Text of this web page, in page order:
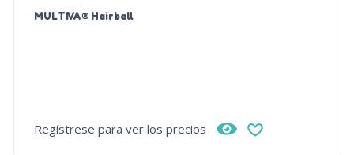
MULTIVA® Hairball
Regístrese para ver los precios